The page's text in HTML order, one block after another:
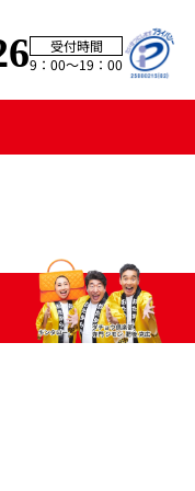
受付時間
9：00〜19：00